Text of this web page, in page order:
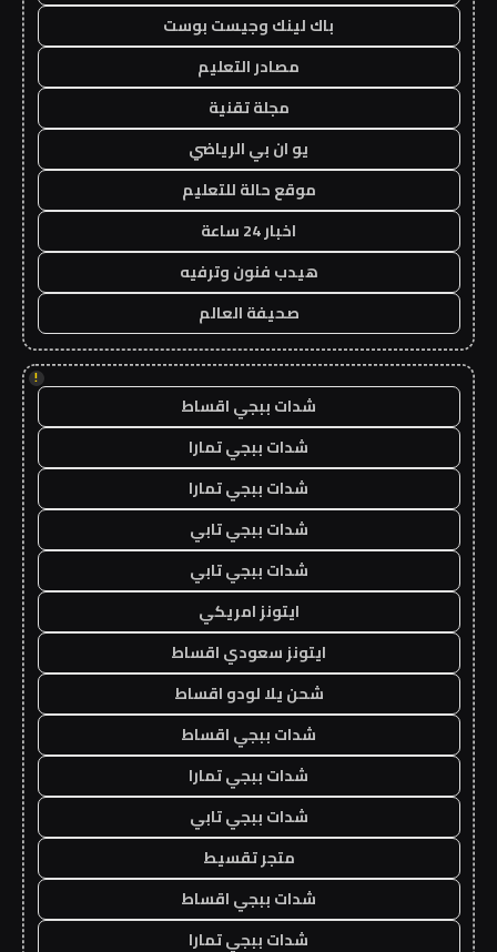
باك لينك وجيست بوست
مصادر التعليم
مجلة تقنية
يو ان بي الرياضي
موقع حالة للتعليم
اخبار 24 ساعة
هيدب فنون وترفيه
صحيفة العالم
!
شدات ببجي اقساط
شدات ببجي تمارا
شدات ببجي تمارا
شدات ببجي تابي
شدات ببجي تابي
ايتونز امريكي
ايتونز سعودي اقساط
شحن يلا لودو اقساط
شدات ببجي اقساط
شدات ببجي تمارا
شدات ببجي تابي
متجر تقسيط
شدات ببجي اقساط
شدات ببجي تمارا